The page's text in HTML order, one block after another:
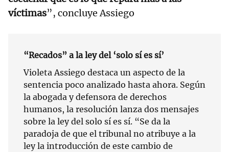
víctimas”, concluye Assiego
“Recados” a la ley del ‘solo sí es sí’
Violeta Assiego destaca un aspecto de la
sentencia poco analizado hasta ahora. Según
la abogada y defensora de derechos
humanos, la resolución lanza dos mensajes
sobre la ley del solo sí es sí. “Se da la
paradoja de que el tribunal no atribuye a la
ley la introducción de este cambio de